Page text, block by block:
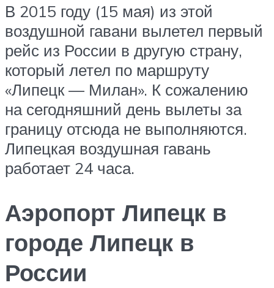
В 2015 году (15 мая) из этой
воздушной гавани вылетел первый
рейс из России в другую страну,
который летел по маршруту
«Липецк — Милан». К сожалению
на сегодняшний день вылеты за
границу отсюда не выполняются.
Липецкая воздушная гавань
работает 24 часа.
Аэропорт Липецк в
городе Липецк в
России